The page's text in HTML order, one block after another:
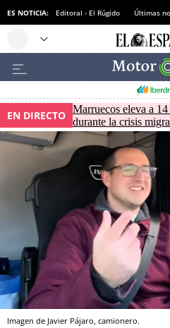
ES NOTICIA: Editoral - El Rúgido Últimas
EN DIRECTO Marruecos eleva a
durante la crisis
Imagen de Javier Pájaro, camionero.